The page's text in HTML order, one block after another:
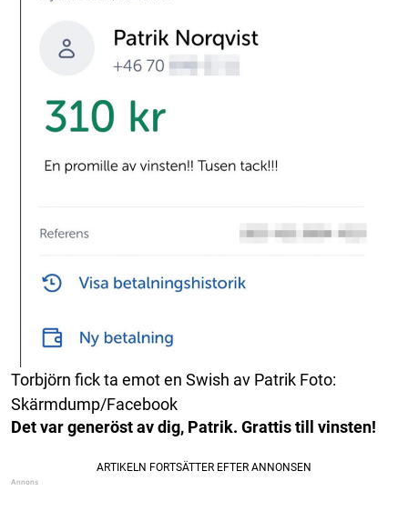
Torbjörn fick ta emot en Swish av Patrik Foto:
Skärmdump/Facebook
Det var generöst av dig, Patrik. Grattis till vinsten!